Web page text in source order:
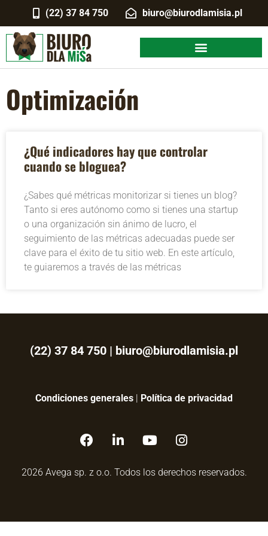
(22) 37 84 750 biuro@biurodlamisia.pl
Optimización
¿Qué indicadores hay que controlar
cuando se bloguea?
¿Sabes qué métricas monitorizar si tienes un blog?
Tanto si eres autónomo como si tienes una startup
o una organización sin ánimo de lucro, el
seguimiento de las métricas adecuadas puede ser
clave para el éxito de tu sitio web. En este artículo,
te guiaremos a través de las métricas
(22) 37 84 750 | biuro@biurodlamisia.pl
Condiciones generales | Política de privacidad
2026 Avega sp. z o.o. Todos los derechos reservados.